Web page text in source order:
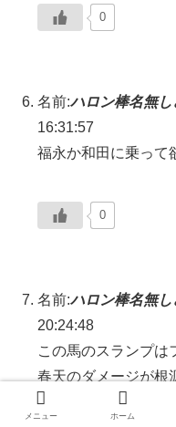
0
名前:ハロン棒名無し
16:31:57
福永か和田に乗って
0
名前:ハロン棒名無し
20:24:48
この馬のスランプは
春天のダメージが根
G1クラスの馬がレ
メニュー ホーム